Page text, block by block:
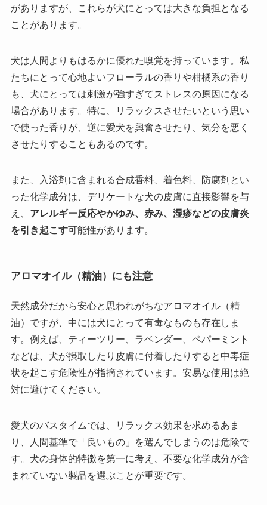
がありますが、これらが犬にとっては大きな負担となる
ことがあります。
犬は人間よりもはるかに優れた嗅覚を持っています。私
たちにとって心地よいフローラルの香りや柑橘系の香り
も、犬にとっては刺激が強すぎてストレスの原因になる
場合があります。特に、リラックスさせたいという思い
で使った香りが、逆に愛犬を興奮させたり、気分を悪く
させたりすることもあるのです。
また、入浴剤に含まれる合成香料、着色料、防腐剤とい
った化学成分は、デリケートな犬の皮膚に直接影響を与
え、 アレルギー反応やかゆみ、赤み、湿疹などの皮膚炎
を引き起こす可能性があります。
アロマオイル（精油）にも注意
天然成分だから安心と思われがちなアロマオイル（精
油）ですが、中には犬にとって有毒なものも存在しま
す。例えば、ティーツリー、ラベンダー、ペパーミント
などは、犬が摂取したり皮膚に付着したりすると中毒症
状を起こす危険性が指摘されています。安易な使用は絶
対に避けてください。
愛犬のバスタイムでは、リラックス効果を求めるあま
り、人間基準で「良いもの」を選んでしまうのは危険で
す。犬の身体的特徴を第一に考え、不要な化学成分が含
まれていない製品を選ぶことが重要です。